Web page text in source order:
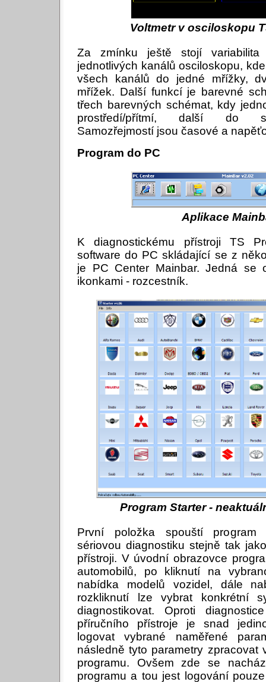
Voltmetr v osciloskopu
Za zmínku ještě stojí variabilita
jednotlivých kanálů osciloskopu,
všech kanálů do jedné mřížky,
mřížek. Další funkcí je barevné
třech barevných schémat, kdy
prostředí/přítmí, další do
Samozřejmostí jsou časové a
Program do PC
Aplikace
K diagnostickému přístroji TS
software do PC skládající se z
je PC Center Mainbar. Jedná se
ikonkami - rozcestník.
Program Starter -
První položka spouští
sériovou diagnostiku stejně tak
přístroji. V úvodní obrazovce
automobilů, po kliknutí na
nabídka modelů vozidel, dále
rozkliknutí lze vybrat konkrétní
diagnostikovat. Oproti
příručního přístroje je snad
logovat vybrané naměřené
následně tyto parametry zpracovat
programu. Ovšem zde se
programu a tou jest logování